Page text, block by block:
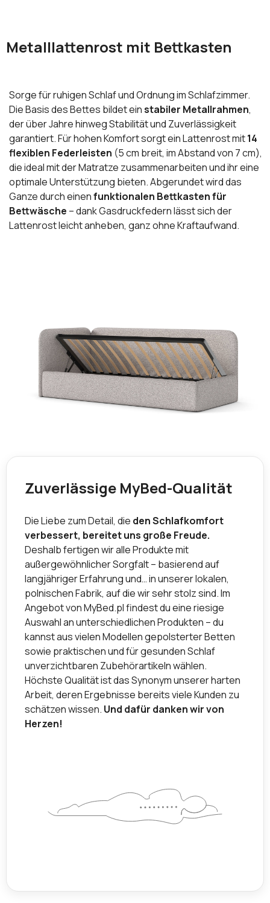
Metalllattenrost mit Bettkasten
Sorge für ruhigen Schlaf und Ordnung im Schlafzimmer.
Die Basis des Bettes bildet einstabiler Metallrahmen,
der über Jahre hinweg Stabilität und Zuverlässigkeit
garantiert. Für hohen Komfort sorgt ein Lattenrost mit14
flexiblen Federleisten (5 cm breit, im Abstand von 7 cm),
die ideal mit der Matratze zusammenarbeiten und ihr eine
optimale Unterstützung bieten. Abgerundet wird das
Ganze durch einenfunktionalen Bettkasten für
Bettwäsche – dank Gasdruckfedern lässt sich der
Lattenrost leicht anheben, ganz ohne Kraftaufwand.
Zuverlässige MyBed-Qualität
Die Liebe zum Detail, die den Schlafkomfort
verbessert, bereitet uns große Freude.
Deshalb fertigen wir alle Produkte mit
außergewöhnlicher Sorgfalt – basierend auf
langjähriger Erfahrung und… in unserer lokalen,
polnischen Fabrik, auf die wir sehr stolz sind. Im
Angebot von MyBed.pl findest du eine riesige
Auswahl an unterschiedlichen Produkten – du
kannst aus vielen Modellen gepolsterter Betten
sowie praktischen und für gesunden Schlaf
unverzichtbaren Zubehörartikeln wählen.
Höchste Qualität ist das Synonym unserer harten
Arbeit, deren Ergebnisse bereits viele Kunden zu
schätzen wissen. Und dafür danken wir von
Herzen!